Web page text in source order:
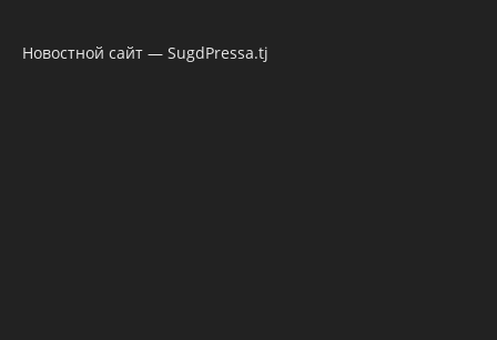
Новостной сайт — SugdPressa.tj